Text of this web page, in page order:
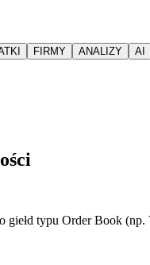
FIRMY ANALIZY AI
giełd typu Order Book